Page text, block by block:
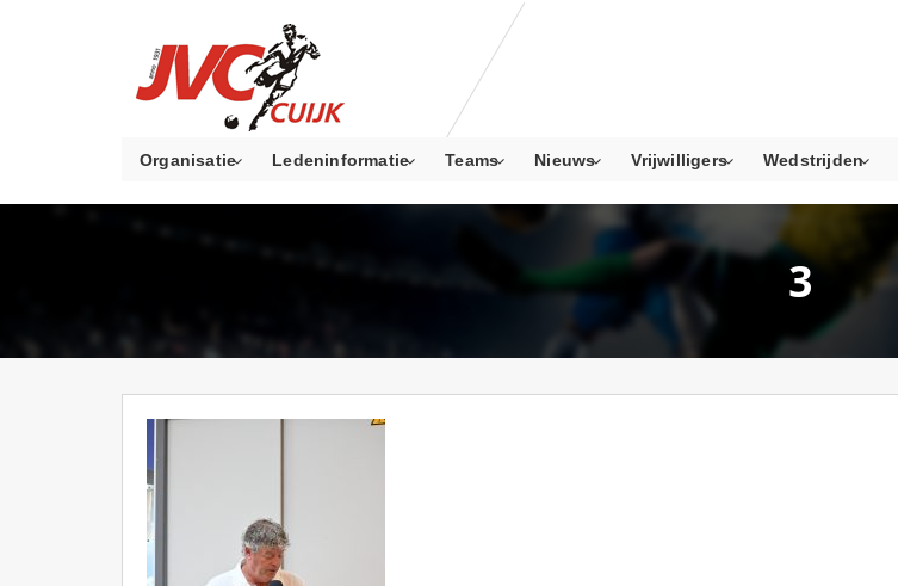
Organisatie Ledeninformatie Teams Nieuws Vrijwilligers Wedstrijden
3